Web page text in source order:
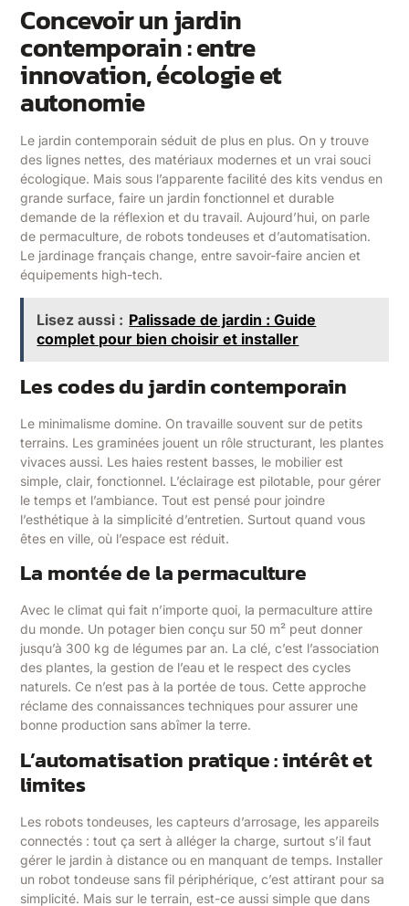
Concevoir un jardin
contemporain : entre
innovation, écologie et
autonomie
Le jardin contemporain séduit de plus en plus. On y trouve
des lignes nettes, des matériaux modernes et un vrai souci
écologique. Mais sous l’apparente facilité des kits vendus en
grande surface, faire un jardin fonctionnel et durable
demande de la réflexion et du travail. Aujourd’hui, on parle
de permaculture, de robots tondeuses et d’automatisation.
Le jardinage français change, entre savoir-faire ancien et
équipements high-tech.
Lisez aussi : Palissade de jardin : Guide
complet pour bien choisir et installer
Les codes du jardin contemporain
Le minimalisme domine. On travaille souvent sur de petits
terrains. Les graminées jouent un rôle structurant, les plantes
vivaces aussi. Les haies restent basses, le mobilier est
simple, clair, fonctionnel. L’éclairage est pilotable, pour gérer
le temps et l’ambiance. Tout est pensé pour joindre
l’esthétique à la simplicité d’entretien. Surtout quand vous
êtes en ville, où l’espace est réduit.
La montée de la permaculture
Avec le climat qui fait n’importe quoi, la permaculture attire
du monde. Un potager bien conçu sur 50 m² peut donner
jusqu’à 300 kg de légumes par an. La clé, c’est l’association
des plantes, la gestion de l’eau et le respect des cycles
naturels. Ce n’est pas à la portée de tous. Cette approche
réclame des connaissances techniques pour assurer une
bonne production sans abîmer la terre.
L’automatisation pratique : intérêt et
limites
Les robots tondeuses, les capteurs d’arrosage, les appareils
connectés : tout ça sert à alléger la charge, surtout s’il faut
gérer le jardin à distance ou en manquant de temps. Installer
un robot tondeuse sans fil périphérique, c’est attirant pour sa
simplicité. Mais sur le terrain, est-ce aussi simple que dans